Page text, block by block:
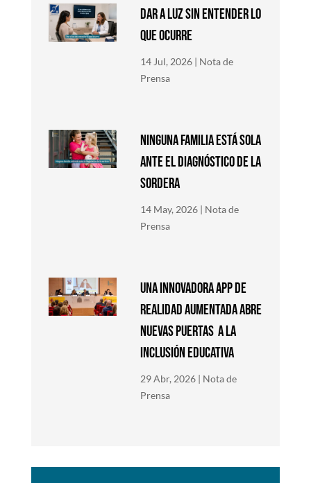
DAR A LUZ SIN ENTENDER LO
QUE OCURRE
14 Jul, 2026 | Nota de
Prensa
NINGUNA FAMILIA ESTÁ SOLA
ANTE EL DIAGNÓSTICO DE LA
SORDERA
14 May, 2026 | Nota de
Prensa
Una innovadora app de
Realidad Aumentada abre
nuevas puertas a la
inclusión educativa
29 Abr, 2026 | Nota de
Prensa